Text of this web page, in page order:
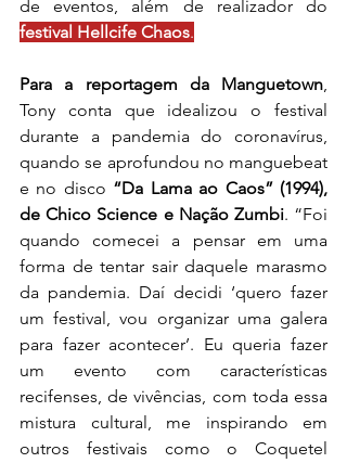
festival Hellcife Chaos.
Para a reportagem da Manguetown,
Tony conta que idealizou o festival
durante a pandemia do coronavírus,
quando se aprofundou no manguebeat
e no disco “Da Lama ao Caos” (1994),
de Chico Science e Nação Zumbi. “Foi
quando comecei a pensar em uma
forma de tentar sair daquele marasmo
da pandemia. Daí decidi ‘quero fazer
um festival, vou organizar uma galera
para fazer acontecer’. Eu queria fazer
um evento com características
recifenses, de vivências, com toda essa
mistura cultural, me inspirando em
outros festivais como o Coquetel